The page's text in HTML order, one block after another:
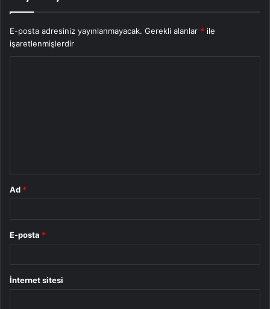
E-posta adresiniz yayınlanmayacak. Gerekli alanlar * ile
işaretlenmişlerdir
Ad *
E-posta *
İnternet sitesi